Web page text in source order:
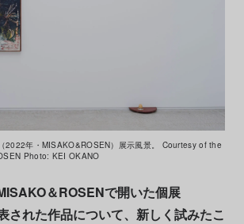
2022年・MISAKO&ROSEN）展示風景。 Courtesy of the
Photo: KEI OKANO
＆ROSENで開いた個展
された作品について、新しく試みたこ